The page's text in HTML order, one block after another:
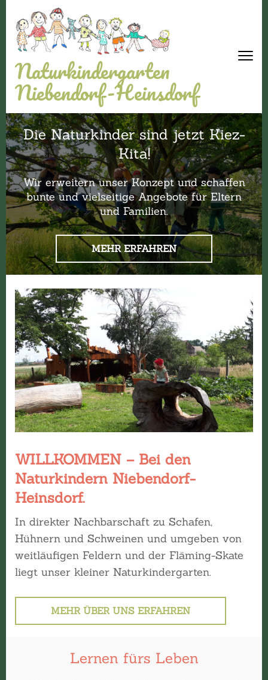
Naturkindergarten
Niebendorf-Heinsdorf
Die Naturkinder sind jetzt Kiez-
Kita!
Wir erweitern unser Konzept und schaffen
bunte und vielseitige Angebote für Eltern
und Familien.
MEHR ERFAHREN
WILLKOMMEN – Bei den
Naturkindern Niebendorf-
Heinsdorf.
In direkter Nachbarschaft zu Schafen,
Hühnern und Schweinen und umgeben von
weitläufigen Feldern und der Fläming-Skate
liegt unser kleiner Naturkindergarten.
MEHR ÜBER UNS ERFAHREN
Lernen fürs Leben